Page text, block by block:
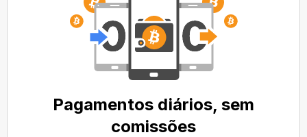
Pagamentos diários, sem
comissões